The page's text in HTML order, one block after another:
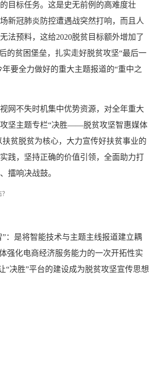
目标任务。这是史无前例的高难度壮
新冠肺炎防控遭遇战突然打响，而且人
法预料，这给2020脱贫目标额外增加了
的贫困堡垒，扎实走好脱贫攻坚“最后一
要全力做好的重大主题报道的“重中之
网不失时机集中优势资源，对全年重大
坚主题专栏“决胜——脱贫攻坚智惠媒体
贫脱贫为核心，大力宣传好扶贫事业的
践，坚持正确的价值引领，全面助力打
擂响决战鼓。
：是将智能技术与主题主线报道建立耦
强化电商经济服务能力的一次开拓性实
“决胜”平台的建设成为脱贫攻坚宣传思想